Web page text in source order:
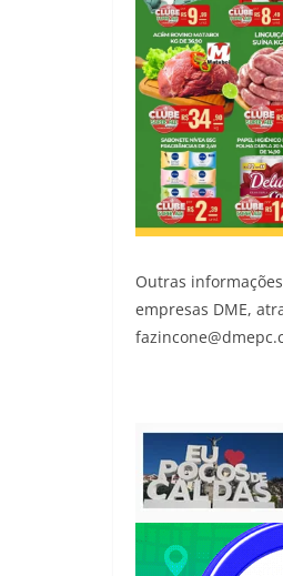
Outras
empresas DME,